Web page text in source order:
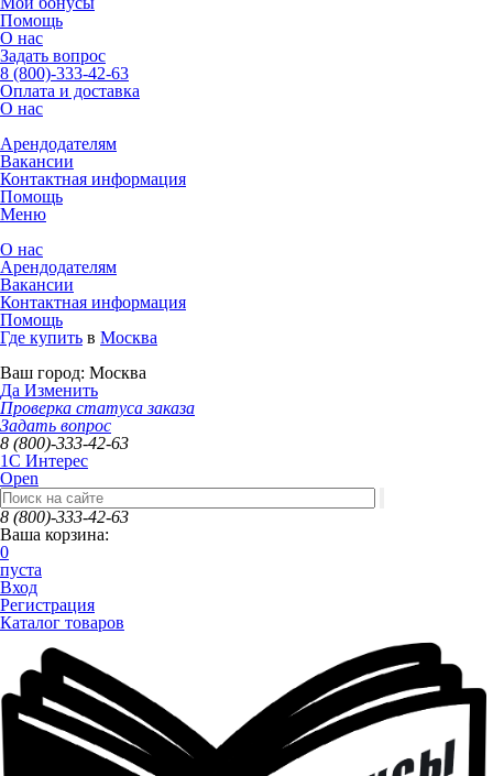
Помощь
О нас
Задать вопрос
8 (800)-333-42-63
Оплата и доставка
О нас
Арендодателям
Вакансии
Контактная информация
Помощь
Меню
О нас
Арендодателям
Вакансии
Контактная информация
Помощь
Где купить в Москва
Ваш город: Москва
Да Изменить
Проверка статуса заказа
Задать вопрос
8 (800)-333-42-63
1C Интерес
Open
8 (800)-333-42-63
Ваша корзина:
0
пуста
Вход
Регистрация
Каталог товаров